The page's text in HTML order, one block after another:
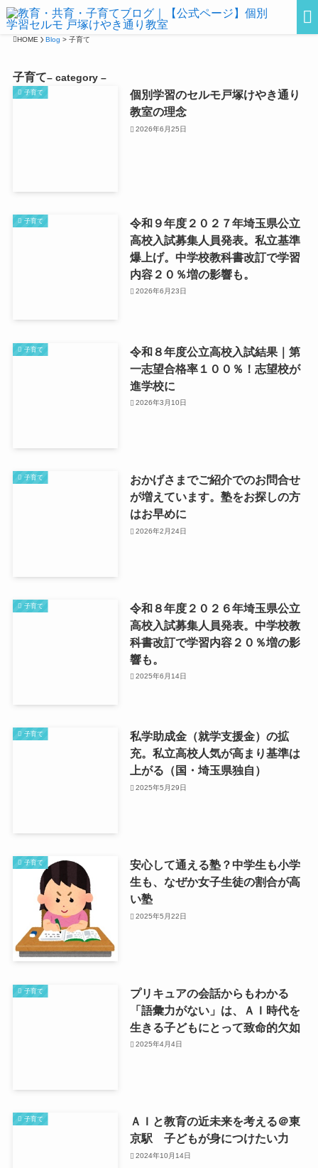
HOME Blog > 子育て
子育て– category –
子育て
個別学習のセルモ戸塚けやき通り
教室の理念
2026年6月25日
子育て
令和９年度２０２７年埼玉県公立
高校入試募集人員発表。私立基準
爆上げ。中学校教科書改訂で学習
内容２０％増の影響も。
2026年6月23日
子育て
令和８年度公立高校入試結果｜第
一志望合格率１００％！志望校が
進学校に
2026年3月10日
子育て
おかげさまでご紹介でのお問合せ
が増えています。塾をお探しの方
はお早めに
2026年2月24日
子育て
令和８年度２０２６年埼玉県公立
高校入試募集人員発表。中学校教
科書改訂で学習内容２０％増の影
響も。
2025年6月14日
子育て
私学助成金（就学支援金）の拡
充。私立高校人気が高まり基準は
上がる（国・埼玉県独自）
2025年5月29日
子育て
安心して通える塾？中学生も小学
生も、なぜか女子生徒の割合が高
い塾
2025年5月22日
子育て
プリキュアの会話からもわかる
「語彙力がない」は、ＡＩ時代を
生きる子どもにとって致命的欠如
2025年4月4日
子育て
ＡＩと教育の近未来を考える＠東
京駅 子どもが身につけたい力
2024年10月14日